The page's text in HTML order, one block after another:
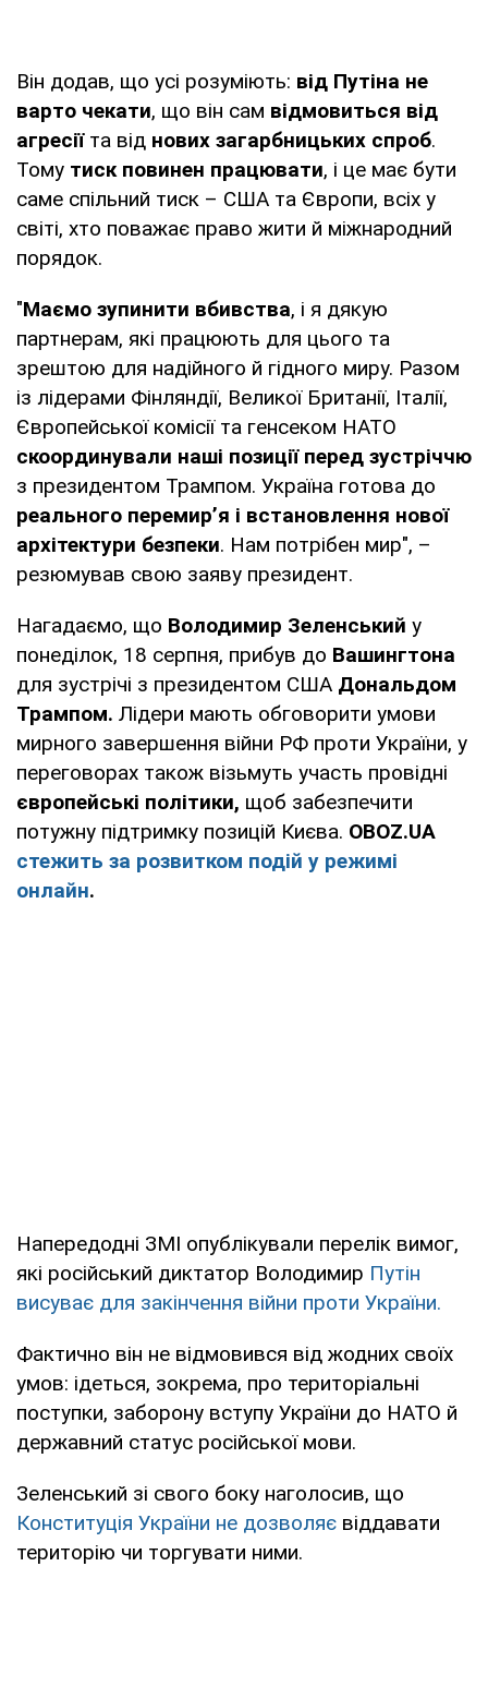
Він додав, що усі розуміють: від Путіна не
варто чекати, що він сам відмовиться від
агресії та від нових загарбницьких спроб.
Тому тиск повинен працювати, і це має бути
саме спільний тиск – США та Європи, всіх у
світі, хто поважає право жити й міжнародний
порядок.
"Маємо зупинити вбивства, і я дякую
партнерам, які працюють для цього та
зрештою для надійного й гідного миру. Разом
із лідерами Фінляндії, Великої Британії, Італії,
Європейської комісії та генсеком НАТО
скоординували наші позиції перед зустріччю
з президентом Трампом. Україна готова до
реального перемирʼя і встановлення нової
архітектури безпеки. Нам потрібен мир", –
резюмував свою заяву президент.
Нагадаємо, що Володимир Зеленський у
понеділок, 18 серпня, прибув до Вашингтона
для зустрічі з президентом США Дональдом
Трампом. Лідери мають обговорити умови
мирного завершення війни РФ проти України, у
переговорах також візьмуть участь провідні
європейські політики, щоб забезпечити
потужну підтримку позицій Києва. OBOZ.UA
стежить за розвитком подій у режимі
онлайн.
Напередодні ЗМІ опублікували перелік вимог,
які російський диктатор Володимир Путін
висуває для закінчення війни проти України.
Фактично він не відмовився від жодних своїх
умов: ідеться, зокрема, про територіальні
поступки, заборону вступу України до НАТО й
державний статус російської мови.
Зеленський зі свого боку наголосив, що
Конституція України не дозволяє віддавати
територію чи торгувати ними.